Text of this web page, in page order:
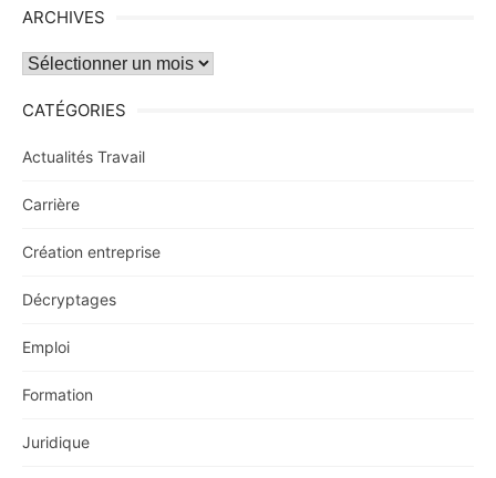
ARCHIVES
Archives
CATÉGORIES
Actualités Travail
Carrière
Création entreprise
Décryptages
Emploi
Formation
Juridique